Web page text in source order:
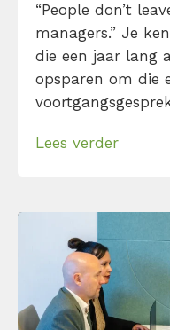
“People don’t
managers.” Je
die een jaar lang
opsparen om die
“Maar je kleedt je
motiveren. […]
Lees verder